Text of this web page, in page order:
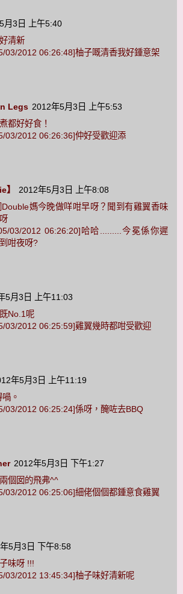
月3日 上午5:40
清新
03/2012 06:26:48]柚子嘅清香我好鍾意架
Legs 2012年5月3日 上午5:53
都好好食！
03/2012 06:26:36]仲好受歡迎添
】
2012年5月3日 上午8:08
媽今晚做咩咁早呀？聞到有雞翼香味
03/2012 06:26:20]哈哈.........今冕係你遲
咁夜呀?
5月3日 上午11:03
No.1呢
03/2012 06:25:59]雞翼幾時都咁受歡迎
年5月3日 上午11:19
。
03/2012 06:25:24]係呀，醃咗去BBQ
2012年5月3日 下午1:27
個囡的飛弗^^
03/2012 06:25:06]細佬個個都鍾意食雞翼
5月3日 下午8:58
味呀 !!!
03/2012 13:45:34]柚子味好清新呢